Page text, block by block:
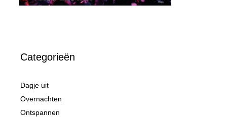
Categorieën
Dagje uit
Overnachten
Ontspannen